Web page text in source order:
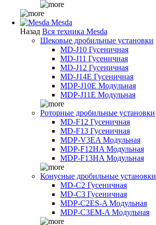
Mesda
Назад Вся техника Mesda
Щековые дробильные установки
MD-J10 Гусеничная
MD-J11 Гусеничная
MD-J12 Гусеничная
MD-J14E Гусеничная
MDP-J10E Модульная
MDP-J11E Модульная
Роторные дробильные установки
MD-F12 Гусеничная
MD-F13 Гусеничная
MDP-V3EA Модульная
MDP-F12HA Модульная
MDP-F13HA Модульная
Конусные дробильные установки
MD-C2 Гусеничная
MD-C3 Гусеничная
MDP-C2ES-A Модульная
MDP-C3EM-A Модульная